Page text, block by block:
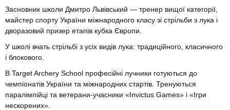
Засновник школи Дмитро Львівський — тренер вищої категорії,
майстер спорту України міжнародного класу зі стрільби з лука і
дворазовий призер етапів кубка Європи.
У школі вчать стрільбі з усіх видів лука: традиційного, класичного
і блокового.
В Target Archery School професійні лучники готуються до
чемпіонатів України та міжнародних стартів. Тренуються
паралімпійці та ветерани-учасники «Invictus Games» і «Ігри
нескорених».